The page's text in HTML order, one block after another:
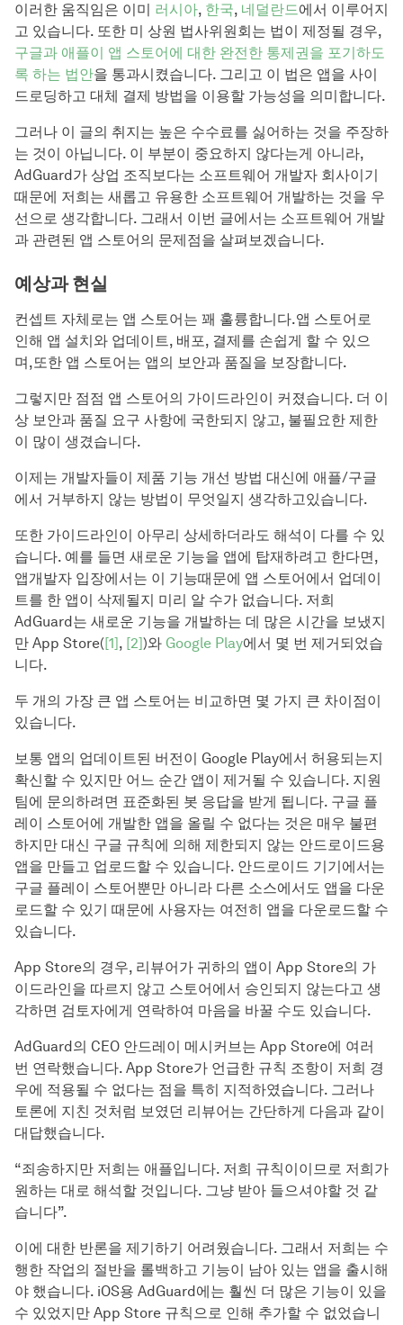
이러한 움직임은 이미 러시아, 한국, 네덜란드에서 이루어지
고 있습니다. 또한 미 상원 법사위원회는 법이 제정될 경우,
구글과 애플이 앱 스토어에 대한 완전한 통제권을 포기하도
록 하는 법안을 통과시켰습니다. 그리고 이 법은 앱을 사이
드로딩하고 대체 결제 방법을 이용할 가능성을 의미합니다.
그러나 이 글의 취지는 높은 수수료를 싫어하는 것을 주장하
는 것이 아닙니다. 이 부분이 중요하지 않다는게 아니라,
AdGuard가 상업 조직보다는 소프트웨어 개발자 회사이기
때문에 저희는 새롭고 유용한 소프트웨어 개발하는 것을 우
선으로 생각합니다. 그래서 이번 글에서는 소프트웨어 개발
과 관련된 앱 스토어의 문제점을 살펴보겠습니다.
예상과 현실
컨셉트 자체로는 앱 스토어는 꽤 훌륭합니다.앱 스토어로
인해 앱 설치와 업데이트, 배포, 결제를 손쉽게 할 수 있으
며,또한 앱 스토어는 앱의 보안과 품질을 보장합니다.
그렇지만 점점 앱 스토어의 가이드라인이 커졌습니다. 더 이
상 보안과 품질 요구 사항에 국한되지 않고, 불필요한 제한
이 많이 생겼습니다.
이제는 개발자들이 제품 기능 개선 방법 대신에 애플/구글
에서 거부하지 않는 방법이 무엇일지 생각하고있습니다.
또한 가이드라인이 아무리 상세하더라도 해석이 다를 수 있
습니다. 예를 들면 새로운 기능을 앱에 탑재하려고 한다면,
앱개발자 입장에서는 이 기능때문에 앱 스토어에서 업데이
트를 한 앱이 삭제될지 미리 알 수가 없습니다. 저희
AdGuard는 새로운 기능을 개발하는 데 많은 시간을 보냈지
만 App Store([1], [2])와 Google Play에서 몇 번 제거되었습
니다.
두 개의 가장 큰 앱 스토어는 비교하면 몇 가지 큰 차이점이
있습니다.
보통 앱의 업데이트된 버전이 Google Play에서 허용되는지
확신할 수 있지만 어느 순간 앱이 제거될 수 있습니다. 지원
팀에 문의하려면 표준화된 봇 응답을 받게 됩니다. 구글 플
레이 스토어에 개발한 앱을 올릴 수 없다는 것은 매우 불편
하지만 대신 구글 규칙에 의해 제한되지 않는 안드로이드용
앱을 만들고 업로드할 수 있습니다. 안드로이드 기기에서는
구글 플레이 스토어뿐만 아니라 다른 소스에서도 앱을 다운
로드할 수 있기 때문에 사용자는 여전히 앱을 다운로드할 수
있습니다.
App Store의 경우, 리뷰어가 귀하의 앱이 App Store의 가
이드라인을 따르지 않고 스토어에서 승인되지 않는다고 생
각하면 검토자에게 연락하여 마음을 바꿀 수도 있습니다.
AdGuard의 CEO 안드레이 메시커브는 App Store에 여러
번 연락했습니다. App Store가 언급한 규칙 조항이 저희 경
우에 적용될 수 없다는 점을 특히 지적하였습니다. 그러나
토론에 지친 것처럼 보였던 리뷰어는 간단하게 다음과 같이
대답했습니다.
“죄송하지만 저희는 애플입니다. 저희 규칙이이므로 저희가
원하는 대로 해석할 것입니다. 그냥 받아 들으셔야할 것 같
습니다”.
이에 대한 반론을 제기하기 어려웠습니다. 그래서 저희는 수
행한 작업의 절반을 롤백하고 기능이 남아 있는 앱을 출시해
야 했습니다. iOS용 AdGuard에는 훨씬 더 많은 기능이 있을
수 있었지만 App Store 규칙으로 인해 추가할 수 없었습니